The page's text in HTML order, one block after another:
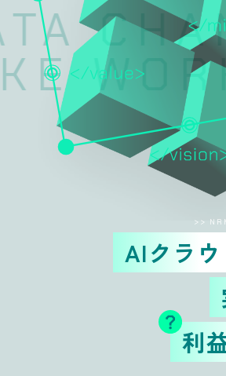
>>
AIクラ
利